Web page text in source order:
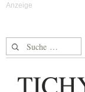
Suche nach: